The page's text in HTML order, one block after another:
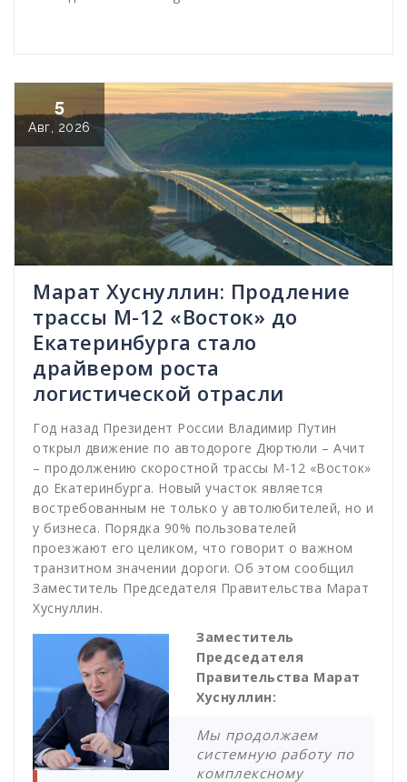
5
Авг, 2026
Марат Хуснуллин: Продление
трассы М-12 «Восток» до
Екатеринбурга стало
драйвером роста
логистической отрасли
Год назад Президент России Владимир Путин
открыл движение по автодороге Дюртюли – Ачит
– продолжению скоростной трассы М-12 «Восток»
до Екатеринбурга. Новый участок является
востребованным не только у автолюбителей, но и
у бизнеса. Порядка 90% пользователей
проезжают его целиком, что говорит о важном
транзитном значении дороги. Об этом сообщил
Заместитель Председателя Правительства Марат
Хуснуллин.
Заместитель
Председателя
Правительства Марат
Хуснуллин:
Мы продолжаем
системную работу по
комплексному